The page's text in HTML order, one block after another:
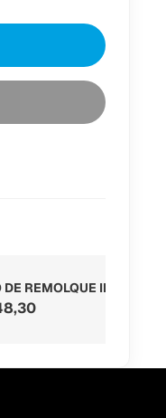
REMOLQUE IRW